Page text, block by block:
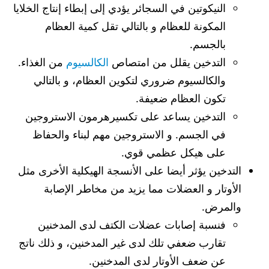
النيكوتين في السجائر يؤدي إلى إبطاء إنتاج الخلايا
المكونة للعظام و بالتالي تقل كمية العظام
بالجسم.
التدخين يقلل من امتصاص الكالسيوم من الغذاء.
والكالسيوم ضروري لتكوين العظام، و بالتالي
تكون العظام ضعيفة.
التدخين يساعد على تكسيرهرمون الاستروجين
في الجسم. و الاستروجين مهم لبناء والحفاظ
على هيكل عظمي قوي.
التدخين يؤثر أيضا على الأنسجة الهيكلية الأخرى مثل
الأوتار و العضلات مما يزيد من مخاطر الإصابة
والمرض.
فنسبة إصابات عضلات الكتف لدى المدخنين
تقارب ضعفي تلك لدى غير المدخنين، و ذلك ناتج
عن ضعف الأوتار لدى المدخنين.